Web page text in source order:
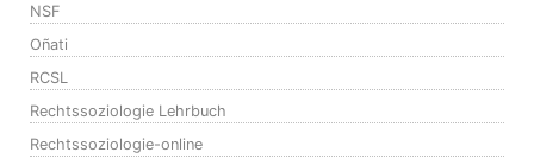
NSF
Oñati
RCSL
Rechtssoziologie Lehrbuch
Rechtssoziologie-online